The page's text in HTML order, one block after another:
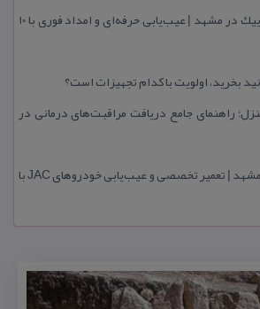
تعمیرگاه تخصصی كوییك در مشهد | عیب‌یابی حرفه‌ای و امداد فوری با ۱۰
راهنمای جامع دریافت مراقبت‌های درمانی در
امداد خودرو جك در مشهد | تعمیر تخصصی و عیب‌یابی خودروهای JAC با